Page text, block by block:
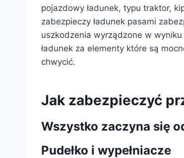
pojazdowy ładunek, typu traktor,
zabezpieczy ładunek pasami
uszkodzenia wyrządzone w
ładunek za elementy które są
chwycić.
Jak zabezpieczyć
Wszystko zaczyna się
Pudełko i wypełniacze